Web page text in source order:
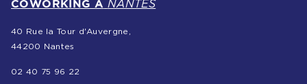
COWORKING À NANTES
40 Rue la Tour d'Auvergne,
44200 Nantes
02 40 75 96 22